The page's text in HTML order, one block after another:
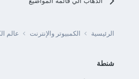
الرئيسية الكمبيوتر والإنترنت عالم
شنطة